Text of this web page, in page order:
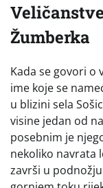
Žumberka
Kada se govori o
ime koje se
u blizini sela
visine jedan od
posebnim je
nekoliko navrata
završi u